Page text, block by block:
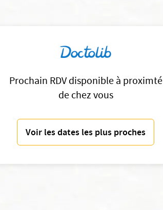
Prochain RDV disponible à proximté
de chez vous
Voir les dates les plus proches